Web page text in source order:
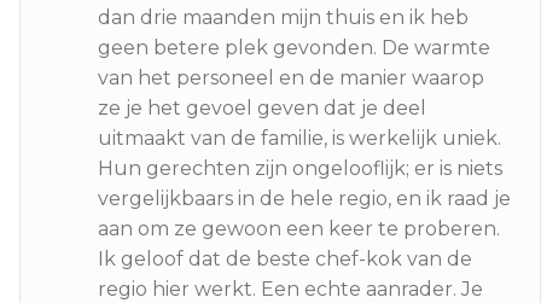
dan drie maanden mijn thuis en ik heb
geen betere plek gevonden. De warmte
van het personeel en de manier waarop
ze je het gevoel geven dat je deel
uitmaakt van de familie, is werkelijk uniek.
Hun gerechten zijn ongelooflijk; er is niets
vergelijkbaars in de hele regio, en ik raad je
aan om ze gewoon een keer te proberen.
Ik geloof dat de beste chef-kok van de
regio hier werkt. Een echte aanrader. Je